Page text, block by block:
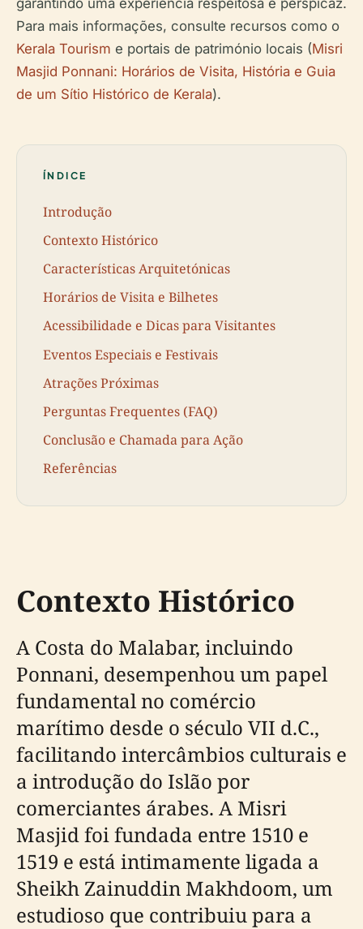
garantindo uma experiência respeitosa e perspicaz.
Para mais informações, consulte recursos como o
Kerala Tourism e portais de património locais (Misri
Masjid Ponnani: Horários de Visita, História e Guia
de um Sítio Histórico de Kerala).
ÍNDICE
Introdução
Contexto Histórico
Características Arquitetónicas
Horários de Visita e Bilhetes
Acessibilidade e Dicas para Visitantes
Eventos Especiais e Festivais
Atrações Próximas
Perguntas Frequentes (FAQ)
Conclusão e Chamada para Ação
Referências
Contexto Histórico
A Costa do Malabar, incluindo
Ponnani, desempenhou um papel
fundamental no comércio
marítimo desde o século VII d.C.,
facilitando intercâmbios culturais e
a introdução do Islão por
comerciantes árabes. A Misri
Masjid foi fundada entre 1510 e
1519 e está intimamente ligada a
Sheikh Zainuddin Makhdoom, um
estudioso que contribuiu para a